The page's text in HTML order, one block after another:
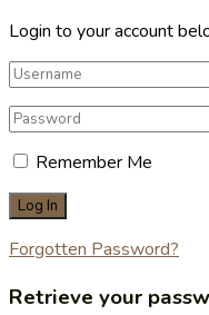
Login to your account
Remember Me
Forgotten Password?
Retrieve your